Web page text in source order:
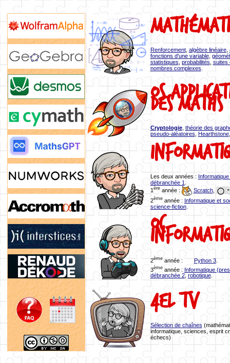
Renforcement, algèbre linéaire,
fonctions d'une variable,
statistiques probabilités suites
nombres complexes
OS
des maths
Cryptologie, théorie des
pseudo-aléatoires Hearthstone
Les deux années :
débranchée 1
1 èreannée : Scratch,
2èmeannée : Informatique et
science-fiction.
OC
2èmeannée : Python 3.
3èmeannée : Informatique
débranchée 2, robotique.
4EL TV
Sélection de chaînes
informatique, sciences, esprit
échecs)